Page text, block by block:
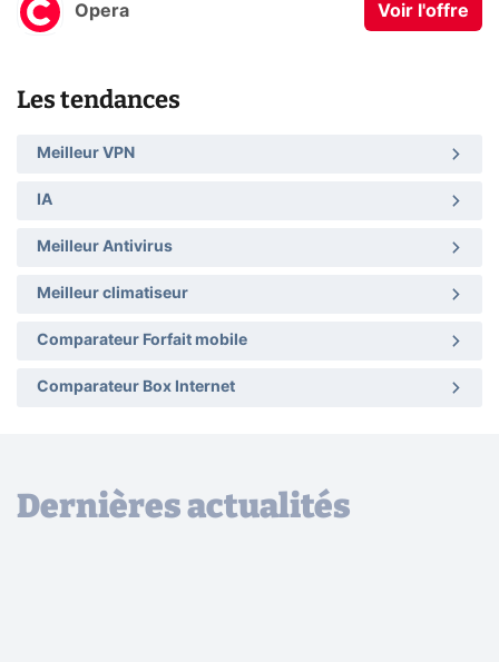
Opera Voir l'offre
Les tendances
Meilleur VPN
IA
Meilleur Antivirus
Meilleur climatiseur
Comparateur Forfait mobile
Comparateur Box Internet
Dernières actualités